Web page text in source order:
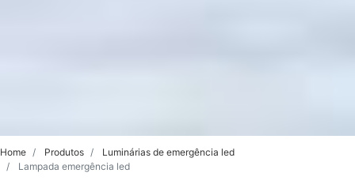
Home Produtos
Luminárias de emergência led
Lampada emergência led